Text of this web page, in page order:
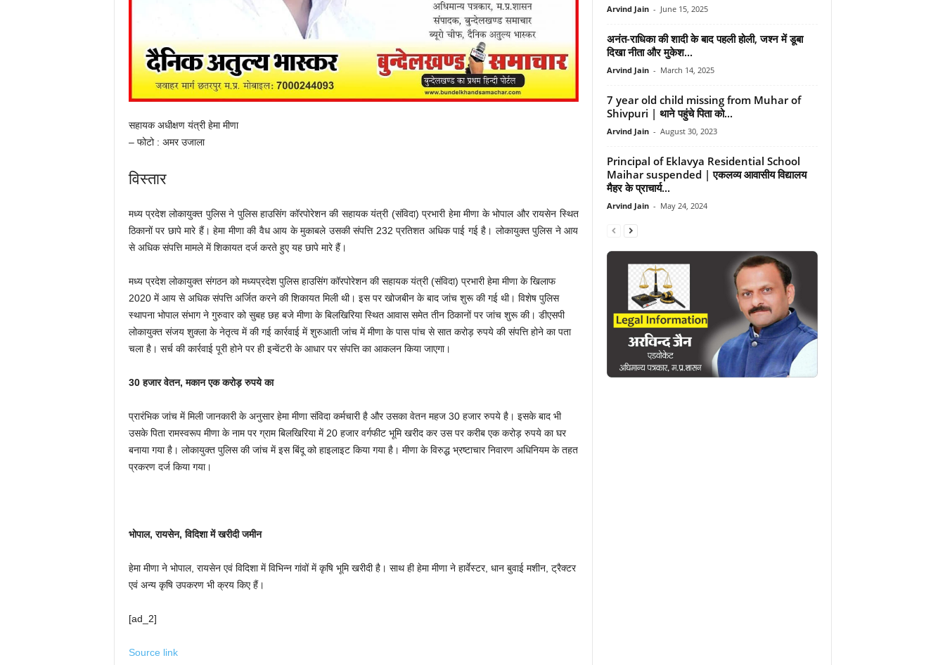
सहायक अधीक्षण यंत्री हेमा मीणा
– फोटो : अमर उजाला
विस्तार
मध्य प्रदेश लोकायुक्त पुलिस ने पुलिस हाउसिंग कॉरपोरेशन की सहायक यंत्री (संविदा) प्रभारी हेमा मीणा के भोपाल और रायसेन स्थित
ठिकानों पर छापे मारे हैं। हेमा मीणा की वैध आय के मुकाबले उसकी संपत्ति 232 प्रतिशत अधिक पाई गई है। लोकायुक्त पुलिस ने आय
से अधिक संपत्ति मामले में शिकायत दर्ज करते हुए यह छापे मारे हैं।
मध्य प्रदेश लोकायुक्त संगठन को मध्यप्रदेश पुलिस हाउसिंग कॉरपोरेशन की सहायक यंत्री (संविदा) प्रभारी हेमा मीणा के खिलाफ
2020 में आय से अधिक संपत्ति अर्जित करने की शिकायत मिली थी। इस पर खोजबीन के बाद जांच शुरू की गई थी। विशेष पुलिस
स्थापना भोपाल संभाग ने गुरुवार को सुबह छह बजे मीणा के बिलखिरिया स्थित आवास समेत तीन ठिकानों पर जांच शुरू की। डीएसपी
लोकायुक्त संजय शुक्ला के नेतृत्व में की गई कार्रवाई में शुरुआती जांच में मीणा के पास पांच से सात करोड़ रुपये की संपत्ति होने का पता
चला है। सर्च की कार्रवाई पूरी होने पर ही इन्वेंटरी के आधार पर संपत्ति का आकलन किया जाएगा।
30 हजार वेतन, मकान एक करोड़ रुपये का
प्रारंभिक जांच में मिली जानकारी के अनुसार हेमा मीणा संविदा कर्मचारी है और उसका वेतन महज 30 हजार रुपये है। इसके बाद भी
उसके पिता रामस्वरूप मीणा के नाम पर ग्राम बिलखिरिया में 20 हजार वर्गफीट भूमि खरीद कर उस पर करीब एक करोड़ रुपये का घर
बनाया गया है। लोकायुक्त पुलिस की जांच में इस बिंदू को हाइलाइट किया गया है। मीणा के विरुद्ध भ्रष्टाचार निवारण अधिनियम के तहत
प्रकरण दर्ज किया गया।
भोपाल, रायसेन, विदिशा में खरीदी जमीन
हेमा मीणा ने भोपाल, रायसेन एवं विदिशा में विभिन्न गांवों में कृषि भूमि खरीदी है। साथ ही हेमा मीणा ने हार्वेस्टर, धान बुवाई मशीन, ट्रैक्टर
एवं अन्य कृषि उपकरण भी क्रय किए हैं।
[ad_2]
Source link
Arvind Jain - June 15, 2025
अनंत-राधिका की शादी के बाद पहली होली, जश्न में डूबा
दिखा नीता और मुकेश...
Arvind Jain - March 14, 2025
7 year old child missing from Muhar of
Shivpuri | थाने पहुंचे पिता को...
Arvind Jain - August 30, 2023
Principal of Eklavya Residential School
Maihar suspended | एकलव्य आवासीय विद्यालय
मैहर के प्राचार्य...
Arvind Jain - May 24, 2024